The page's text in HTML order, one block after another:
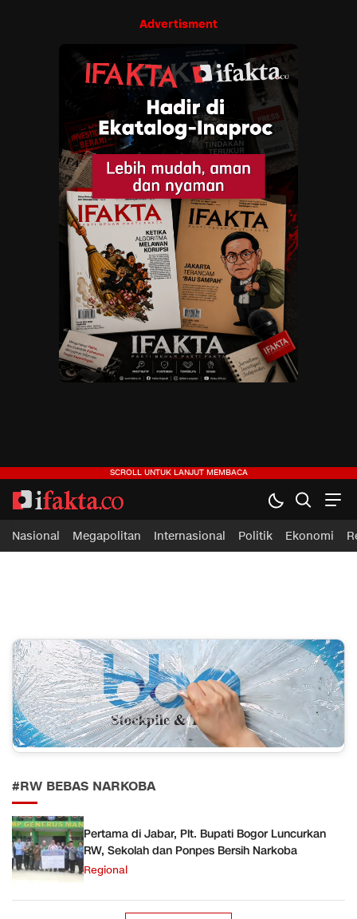
Advertisment
ifakta.co
#pastibenar
Nasional Megapolitan Internasional Politik Ekonomi
#RW BEBAS NARKOBA
Pertama di Jabar, Plt. Bupati Bogor Luncurkan
RW, Sekolah dan Ponpes Bersih Narkoba
Regional